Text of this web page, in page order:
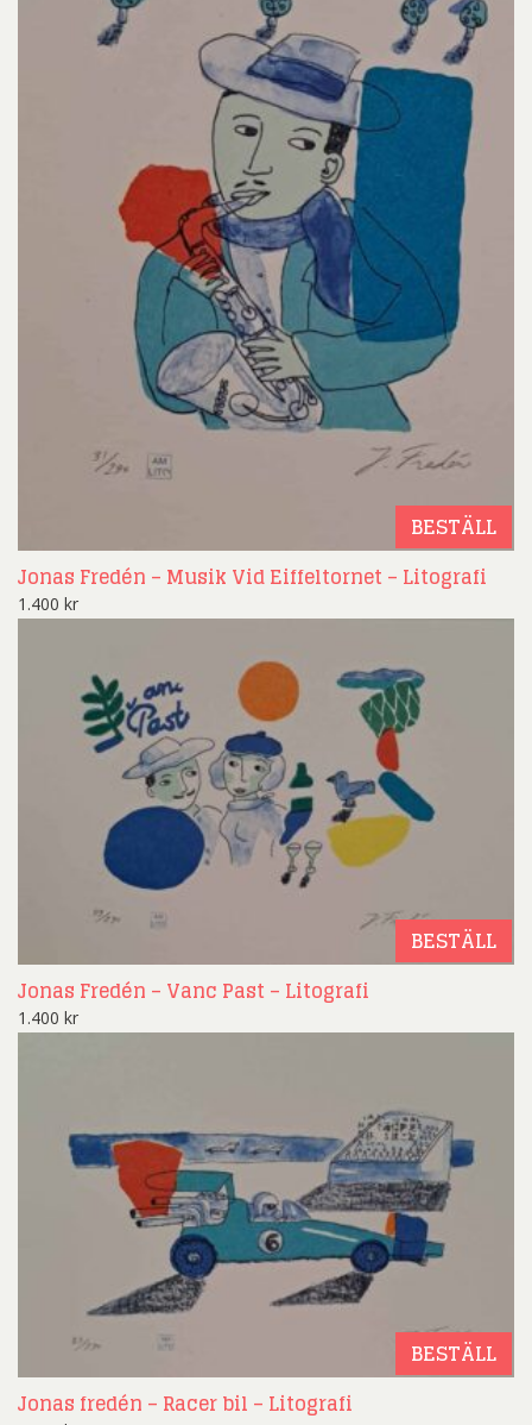
BESTÄLL
Jonas Fredén – Musik Vid Eiffeltornet – Litografi
1.400 kr
BESTÄLL
Jonas Fredén – Vanc Past – Litografi
1.400 kr
BESTÄLL
Jonas fredén – Racer bil – Litografi